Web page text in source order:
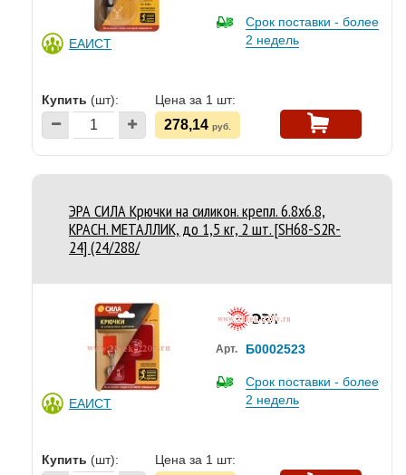
ЕАИСТ
Срок поставки - более
2 недель
Купить (шт): Цена за 1 шт:
278,14 руб.
ЭРА СИЛА Крючки на силикон. крепл. 6.8х6.8,
КРАСН. МЕТАЛЛИК, до 1,5 кг, 2 шт. [SH68-S2R-
24] (24/288/
ЕАИСТ
Арт. Б0002523
Срок поставки - более
2 недель
Купить (шт): Цена за 1 шт: